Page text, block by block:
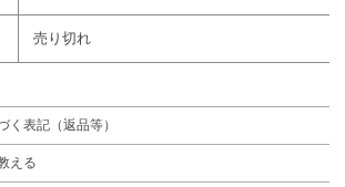
売り切れ
く表記（返品等）
える